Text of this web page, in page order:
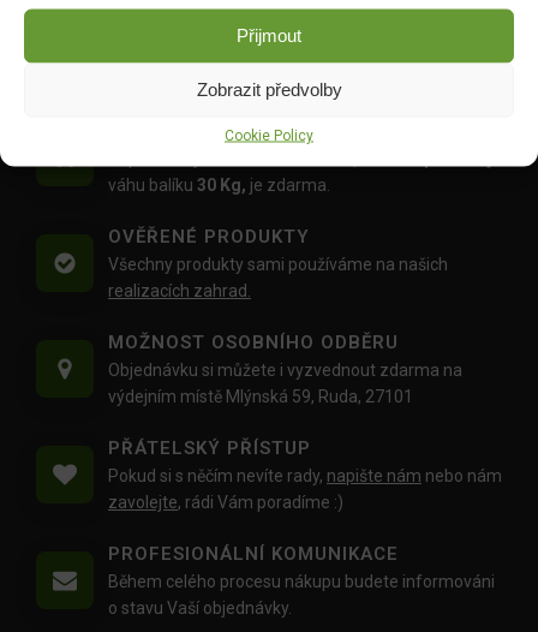
Přijmout
Zobrazit předvolby
Cookie Policy
35.00
DOPRAVA ZDARMA OD 1500 KČ
váhu balíku 30 Kg, je zdarma.
OVĚŘENÉ PRODUKTY
Všechny produkty sami používáme na našich
realizacích zahrad.
MOŽNOST OSOBNÍHO ODBĚRU
Objednávku si můžete i vyzvednout zdarma na
výdejním místě Mlýnská 59, Ruda, 27101
PŘÁTELSKÝ PŘÍSTUP
Pokud si s něčím nevíte rady, napište nám nebo nám
zavolejte, rádi Vám poradíme :)
PROFESIONÁLNÍ KOMUNIKACE
Během celého procesu nákupu budete informováni
o stavu Vaší objednávky.